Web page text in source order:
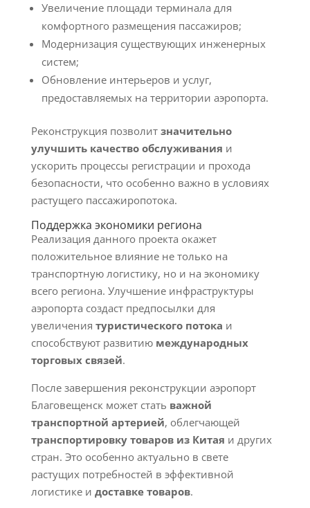
Увеличение площади терминала для
комфортного размещения пассажиров;
Модернизация существующих инженерных
систем;
Обновление интерьеров и услуг,
предоставляемых на территории аэропорта.
Реконструкция позволит значительно
улучшить качество обслуживания и
ускорить процессы регистрации и прохода
безопасности, что особенно важно в условиях
растущего пассажиропотока.
Поддержка экономики региона
Реализация данного проекта окажет
положительное влияние не только на
транспортную логистику, но и на экономику
всего региона. Улучшение инфраструктуры
аэропорта создаст предпосылки для
увеличения туристического потока и
способствуют развитию международных
торговых связей.
После завершения реконструкции аэропорт
Благовещенск может стать важной
транспортной артерией, облегчающей
транспортировку товаров из Китая и других
стран. Это особенно актуально в свете
растущих потребностей в эффективной
логистике и доставке товаров.